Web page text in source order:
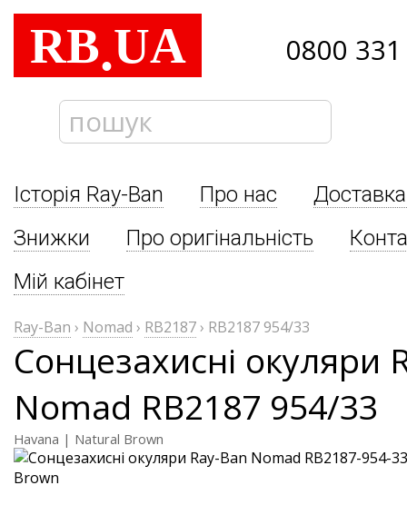
RB.UA 0800
Історія Ray-Ban Про нас
Знижки
Про оригінальність
Мій кабінет
Ray-Ban › Nomad › RB2187› RB2187 954/33
Сонцезахисні окуляри
Nomad RB2187 954/33
Havana | Natural Brown